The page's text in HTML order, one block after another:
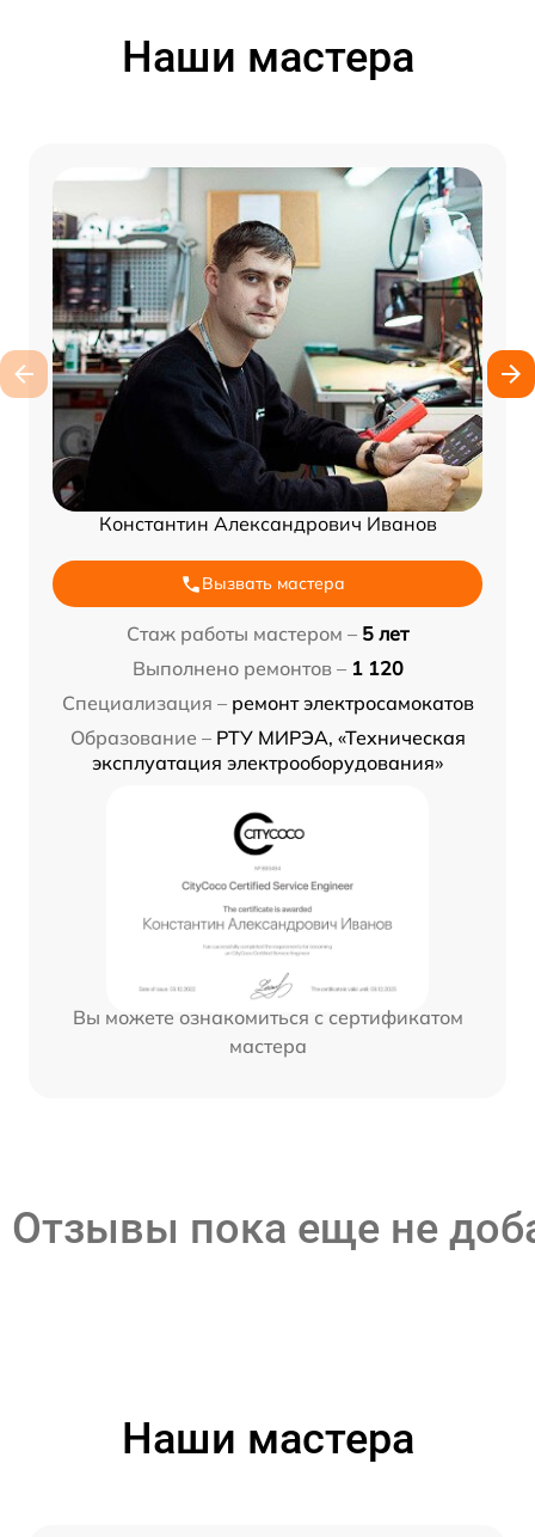
Наши мастера
Константин Александрович Иванов
Вызвать мастера
Стаж работы мастером – 5 лет
Выполнено ремонтов – 1 120
Специализация – ремонт электросамокатов
Образование – РТУ МИРЭА, «Техническая
эксплуатация электрооборудования»
Вы можете ознакомиться с сертификатом
мастера
Отзывы пока еще не
Наши мастера